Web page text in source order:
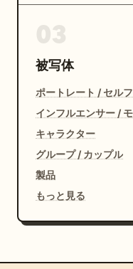
被写体
ポートレート / セル
インフルエンサー /
キャラクター
グループ / カップル
製品
もっと見る